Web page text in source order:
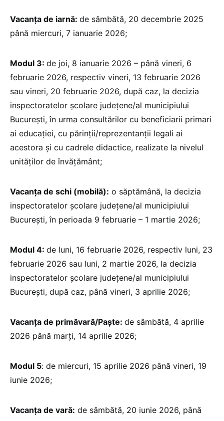
Vacanța de iarnă: de sâmbătă, 20 decembrie 2025
până miercuri, 7 ianuarie 2026;
Modul 3: de joi, 8 ianuarie 2026 – până vineri, 6
februarie 2026, respectiv vineri, 13 februarie 2026
sau vineri, 20 februarie 2026, după caz, la decizia
inspectoratelor școlare județene/al municipiului
București, în urma consultărilor cu beneficiarii primari
ai educației, cu părinții/reprezentanții legali ai
acestora și cu cadrele didactice, realizate la nivelul
unităților de învățământ;
Vacanța de schi (mobilă): o săptămână, la decizia
inspectoratelor școlare județene/al municipiului
București, în perioada 9 februarie – 1 martie 2026;
Modul 4: de luni, 16 februarie 2026, respectiv luni, 23
februarie 2026 sau luni, 2 martie 2026, la decizia
inspectoratelor școlare județene/al municipiului
București, după caz, până vineri, 3 aprilie 2026;
Vacanța de primăvară/Paște: de sâmbătă, 4 aprilie
2026 până marți, 14 aprilie 2026;
Modul 5: de miercuri, 15 aprilie 2026 până vineri, 19
iunie 2026;
Vacanța de vară: de sâmbătă, 20 iunie 2026, până